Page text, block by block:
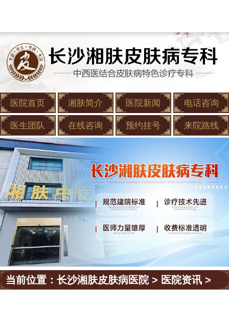
医院首页 湘肤简介 医院新闻 电话咨询
医生团队 在线咨询 预约挂号 来院路线
当前位置：长沙湘肤皮肤病医院> 医院资讯 >